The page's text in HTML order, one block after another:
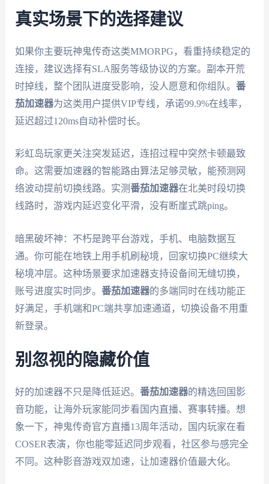
真实场景下的选择建议
如果你主要玩神鬼传奇这类MMORPG，看重持续稳定的
连接，建议选择有SLA服务等级协议的方案。副本开荒
时掉线，整个团队进度受影响，没人愿意和你组队。 番
茄加速器为这类用户提供VIP专线，承诺99.9%在线率，
延迟超过120ms自动补偿时长。
彩虹岛玩家更关注突发延迟，连招过程中突然卡顿最致
命。这需要加速器的智能路由算法足够灵敏，能预测网
络波动提前切换线路。实测番茄加速器在北美时段切换
线路时，游戏内延迟变化平滑，没有断崖式跳ping。
暗黑破坏神：不朽是跨平台游戏，手机、电脑数据互
通。你可能在地铁上用手机刷秘境，回家切换PC继续大
秘境冲层。这种场景要求加速器支持设备间无缝切换，
账号进度实时同步。 番茄加速器的多端同时在线功能正
好满足，手机端和PC端共享加速通道，切换设备不用重
新登录。
别忽视的隐藏价值
好的加速器不只是降低延迟。 番茄加速器的精选回国影
音功能，让海外玩家能同步看国内直播、赛事转播。想
象一下，神鬼传奇官方直播13周年活动，国内玩家在看
COSER表演，你也能零延迟同步观看，社区参与感完全
不同。这种影音游戏双加速，让加速器价值最大化。